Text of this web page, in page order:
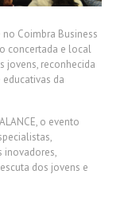
Coimbra Business
concertada e local
jovens, reconhecida
da
o evento
inovadores,
dos jovens e